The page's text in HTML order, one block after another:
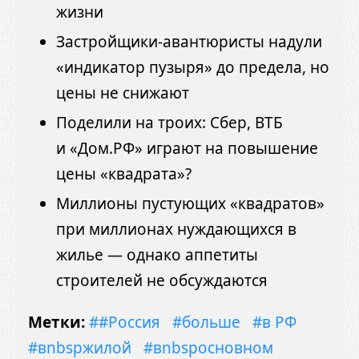
жизни
Застройщики-авантюристы надули
«индикатор пузыря» до предела, но
цены не снижают
Поделили на троих: Сбер, ВТБ
и «Дом.РФ» играют на повышение
цены «квадрата»?
Миллионы пустующих «квадратов»
при миллионах нуждающихся в
жилье — однако аппетиты
строителей не обсуждаются
Метки:##Россия #больше
#в РФ
#вnbspжилой
#вnbspосновном